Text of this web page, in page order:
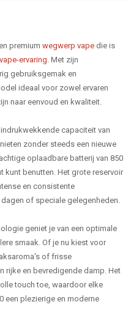
premium wegwerp vape die is
vape-ervaring . Met zijn
gebruiksgemak en
ideaal voor zowel ervaren
naar eenvoud en kwaliteit.
capaciteit van
zonder steeds een nieuwe
oplaadbare batterij van 850
kunt benutten. Het grote reservoir
en consistente
of speciale gelegenheden.
geniet je van een optimale
smaak. Of je nu kiest voor
of frisse
rijke en bevredigende damp. Het
touch toe, waardoor elke
een plezierige en moderne